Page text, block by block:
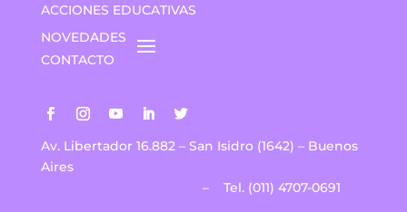
ACCIONES EDUCATIVAS
NOVEDADES
CONTACTO
Av. Libertador 16.882 – San Isidro (1642) – Buenos
Aires
– Tel. (011) 4707-0691